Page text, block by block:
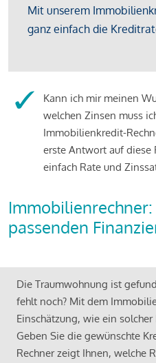
Kann ich mir meinen
welchen Zinsen muss
Immobilienkredit-
erste Antwort auf diese
einfach Rate und
passenden
Die Traumwohnung ist
fehlt noch? Mit dem
Einschätzung, wie ein
Geben Sie die gewünschte
Rechner zeigt Ihnen, welche